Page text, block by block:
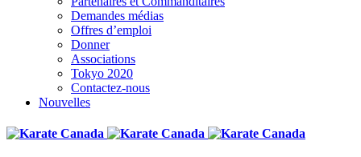
Demandes médias
Offres d’emploi
Donner
Associations
Tokyo 2020
Contactez-nous
Nouvelles